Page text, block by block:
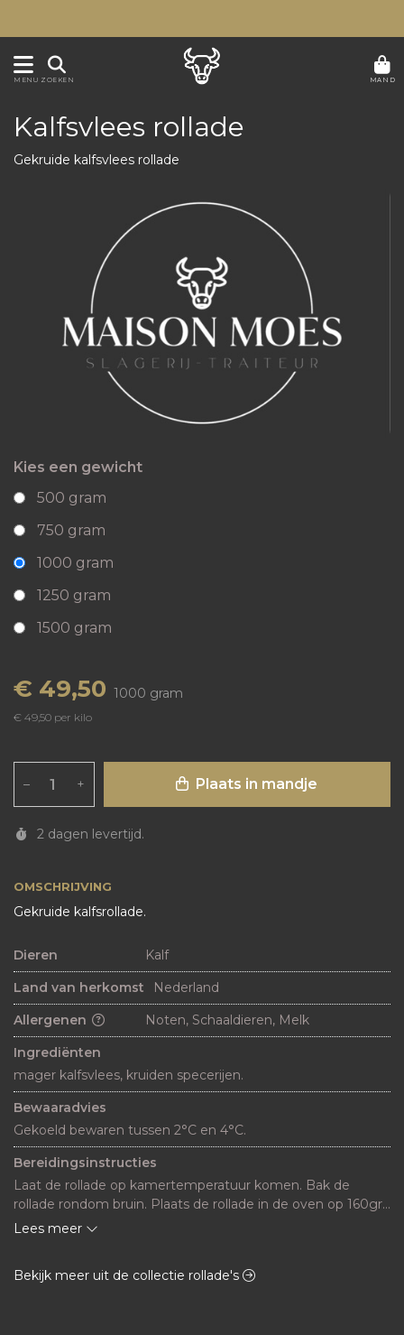
MENU ZOEKEN MAND
OMSCHRIJVING
Gekruide kalfsrollade.
Kalfsvlees rollade
Gekruide kalfsvlees rollade
Kies een gewicht
500 gram
750 gram
1000 gram
1250 gram
1500 gram
€ 49,50 1000 gram
€ 49,50 per kilo
– + Plaats in mandje
2 dagen levertijd.
Dieren
Kalf
Land van herkomst
Nederland
Allergenen
Noten, Schaaldieren, Melk
Ingrediënten
mager kalfsvlees, kruiden specerijen.
Bewaaradvies
Gekoeld bewaren tussen 2°C en 4°C.
Bereidingsinstructies
Laat de rollade op kamertemperatuur komen. Bak de
rollade rondom bruin. Plaats de rollade in de oven op 160gr
of zet hem op laag vuur. Gaar de rollade in ca 2,5 uur tot
Lees meer
Bekijk meer uit de collectie rollade's